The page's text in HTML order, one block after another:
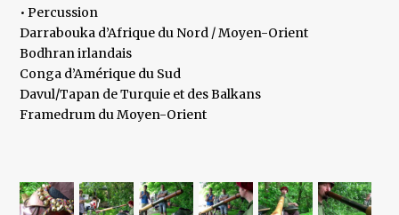
• Percussion
Darrabouka d’Afrique du Nord / Moyen-Orient
Bodhran irlandais
Conga d’Amérique du Sud
Davul/Tapan de Turquie et des Balkans
Framedrum du Moyen-Orient